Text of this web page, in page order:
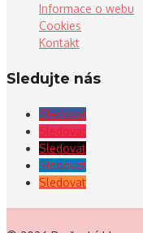
Informace o webu
Cookies
Kontakt
Sledujte nás
Sledovat
Sledovat
Sledovat
Sledovat
Sledovat